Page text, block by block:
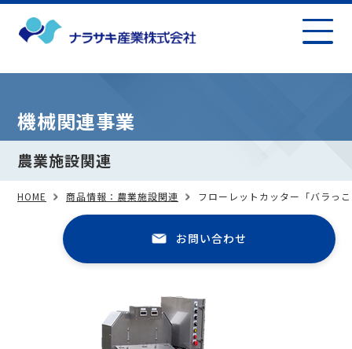
機械関連事業
農業施設関連
HOME 商品情報：農業施設関連 フローレットカッター「バラっ
お問い合わせ